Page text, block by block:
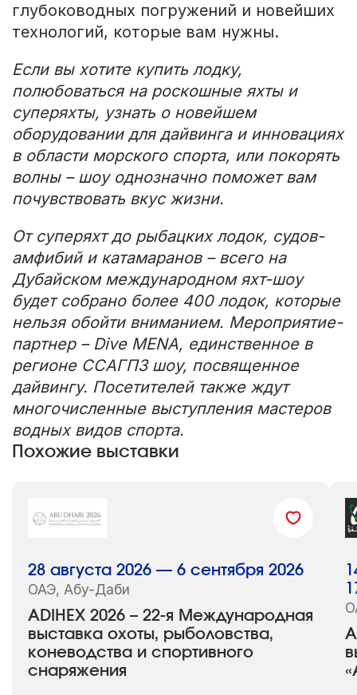
глубоководных погружений и новейших
технологий, которые вам нужны.
Если вы хотите купить лодку,
полюбоваться на роскошные яхты и
суперяхты, узнать о новейшем
оборудовании для дайвинга и инновациях
в области морского спорта, или покорять
волны – шоу однозначно поможет вам
почувствовать вкус жизни.
От суперяхт до рыбацких лодок, судов-
амфибий и катамаранов – всего на
Дубайском международном яхт-шоу
будет собрано более 400 лодок, которые
нельзя обойти вниманием. Мероприятие-
партнер – Dive MENA, единственное в
регионе ССАГПЗ шоу, посвященное
дайвингу. Посетителей также ждут
многочисленные выступления мастеров
водных видов спорта.
Похожие выставки
ADIHEX 2026 – 22-я Международная
выставка охоты, рыболовства,
коневодства и спортивного
снаряжения
28 августа 2026 — 6 сентября 2026
ОАЭ, Абу-Даби